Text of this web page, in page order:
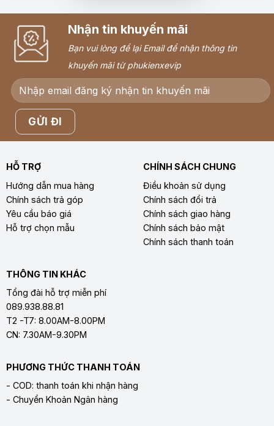
Nhận tin khuyến mãi
Bạn vui lòng để lại Email để nhận thông tin
khuyến mãi từ phukienxevip
HỖ TRỢ
Hướng dẫn mua hàng
Chính sách trả góp
Yêu cầu báo giá
Hỗ trợ chọn mẫu
CHÍNH SÁCH CHUNG
Điều khoản sử dụng
Chính sách đổi trả
Chính sách giao hàng
Chính sách bảo mật
Chính sách thanh toán
THÔNG TIN KHÁC
Tổng đài hỗ trợ miễn phí
089.938.88.81
T2 -T7: 8.00AM-8.00PM
CN: 7.30AM-9.30PM
PHƯƠNG THỨC THANH TOÁN
- COD: thanh toán khi nhận hàng
- Chuyển Khoản Ngân hàng